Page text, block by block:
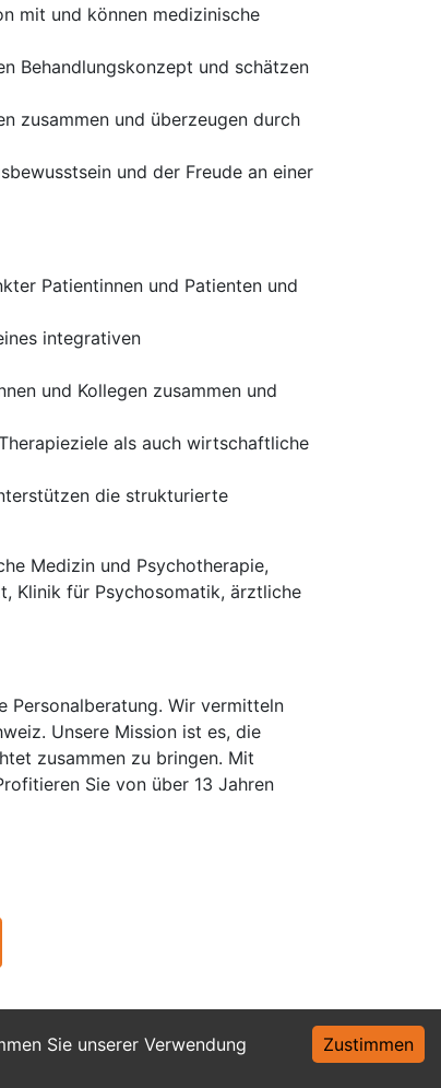
Sie unserer Verwendung
Zustimmen
mit und können medizinische
Behandlungskonzept und schätzen
zusammen und überzeugen durch
und der Freude an einer
Patientinnen und Patienten und
integrativen
und Kollegen zusammen und
als auch wirtschaftliche
die strukturierte
Medizin und Psychotherapie,
Klinik für Psychosomatik, ärztliche
Personalberatung. Wir vermitteln
Unsere Mission ist es, die
zusammen zu bringen. Mit
Sie von über 13 Jahren